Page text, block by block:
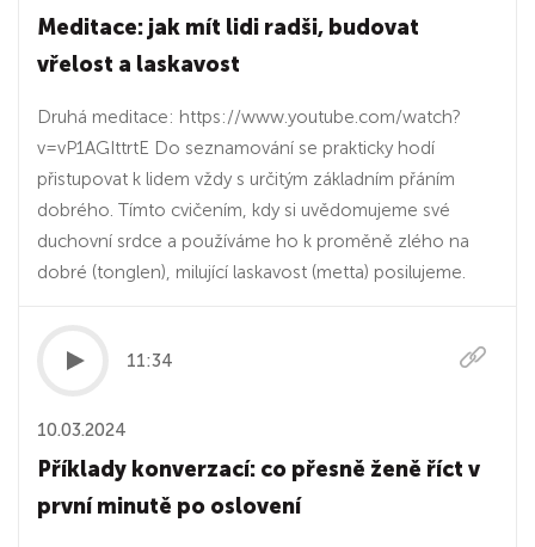
Meditace: jak mít lidi radši, budovat
vřelost a laskavost
Druhá meditace: https://www.youtube.com/watch?
v=vP1AGIttrtE Do seznamování se prakticky hodí
přistupovat k lidem vždy s určitým základním přáním
dobrého. Tímto cvičením, kdy si uvědomujeme své
duchovní srdce a používáme ho k proměně zlého na
dobré (tonglen), milující laskavost (metta) posilujeme.
11:34
10.03.2024
Příklady konverzací: co přesně ženě říct v
první minutě po oslovení